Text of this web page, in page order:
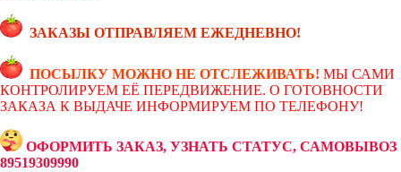
ЗАКАЗЫ ОТПРАВЛЯЕМ ЕЖЕДНЕВНО!
ПОСЫЛКУ МОЖНО НЕ ОТСЛЕЖИВАТЬ! МЫ САМИ
КОНТРОЛИРУЕМ ЕЁ ПЕРЕДВИЖЕНИЕ. О ГОТОВНОСТИ
ЗАКАЗА К ВЫДАЧЕ ИНФОРМИРУЕМ ПО ТЕЛЕФОНУ!
ОФОРМИТЬ ЗАКАЗ, УЗНАТЬ СТАТУС, САМОВЫВОЗ
89519309990